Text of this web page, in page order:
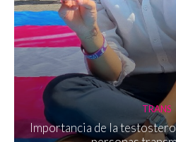
TRANS
Importancia de la